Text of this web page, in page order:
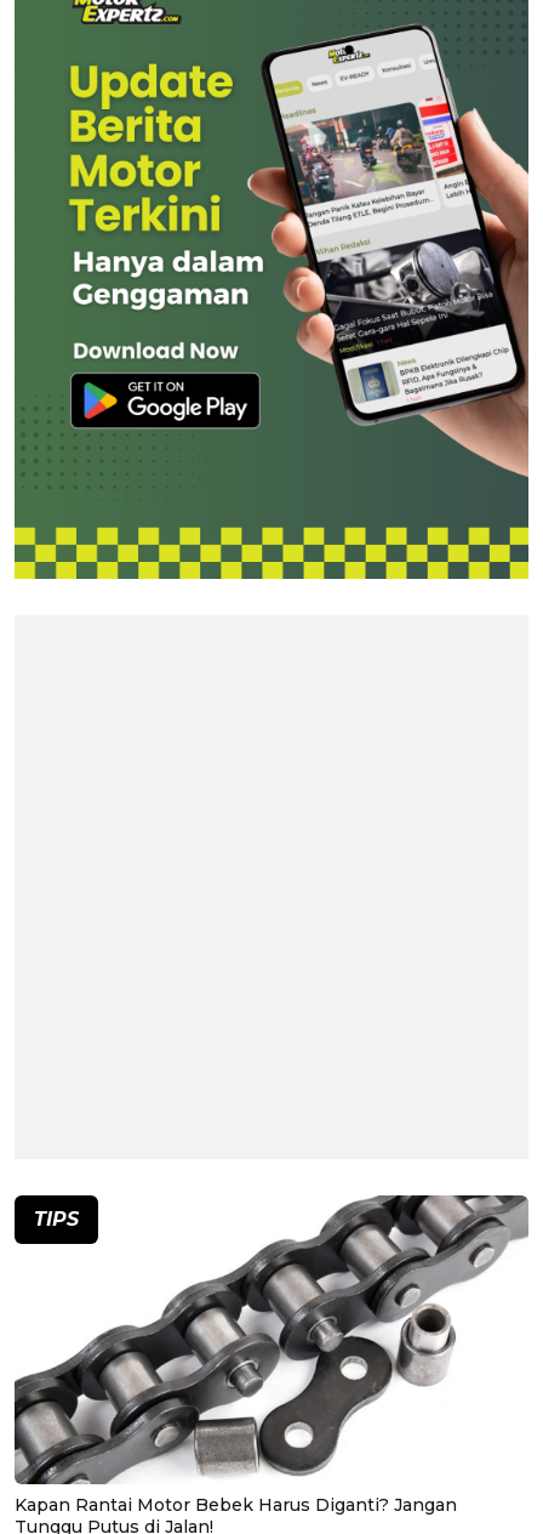
TIPS
Kapan Rantai Motor Bebek Harus Diganti? Jangan
Tunggu Putus di Jalan!